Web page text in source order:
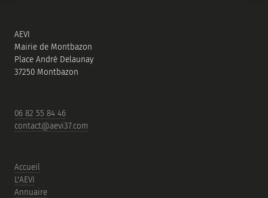
AEVI
Mairie de Montbazon
Place André Delaunay
37250 Montbazon
06 82 55 84 46
contact@aevi37.com
Accueil
L'AEVI
Annuaire